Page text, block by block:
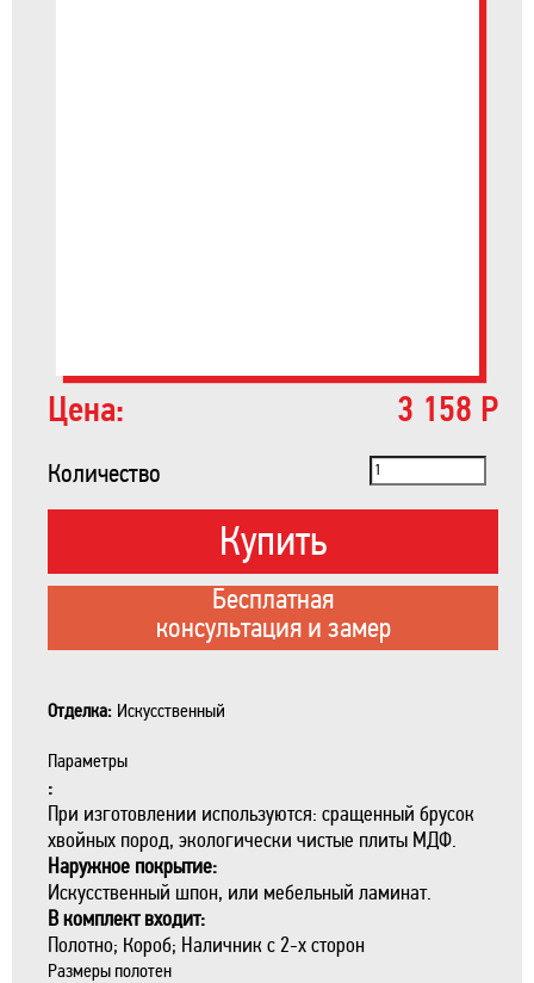
Цена: 3 158 Р
Количество
Купить
Бесплатная
консультация и замер
Отделка: Искусственный
Параметры
:
При изготовлении используются: сращенный брусок
хвойных пород, экологически чистые плиты МДФ.
Наружное покрытие:
Искусственный шпон, или мебельный ламинат.
В комплект входит:
Полотно; Короб; Наличник с 2-х сторон
Размеры полотен